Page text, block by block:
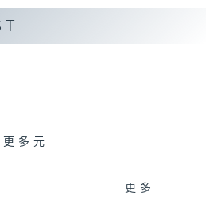
多元
眾及嘉賓作有觀點、有理
更多...